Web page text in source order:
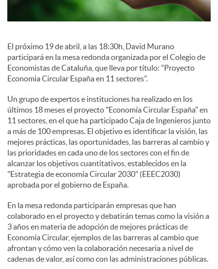
e
s
El próximo 19 de abril, a las 18:30h, David Murano
participará en la mesa redonda organizada por el Colegio de
Economistas de Cataluña, que lleva por título: ”Proyecto
Economia Circular España en 11 sectores”.
Un grupo de expertos e instituciones ha realizado en los
últimos 18 meses el proyecto "Economía Circular España" en
11 sectores, en el que ha participado Caja de Ingenieros junto
a más de 100 empresas. El objetivo es identificar la visión, las
mejores prácticas, las oportunidades, las barreras al cambio y
las prioridades en cada uno de los sectores con el fin de
alcanzar los objetivos cuantitativos, establecidos en la
"Estrategia de economía Circular 2030" (EEEC2030)
aprobada por el gobierno de España.
En la mesa redonda participarán empresas que han
colaborado en el proyecto y debatirán temas como la visión a
3 años en materia de adopción de mejores prácticas de
Economía Circular, ejemplos de las barreras al cambio que
afrontan y cómo ven la colaboración necesaria a nivel de
cadenas de valor, así como con las administraciones públicas.